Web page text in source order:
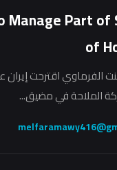
Manage Part
of
الفرماوي اقترحت
الملاحة في مضيق...